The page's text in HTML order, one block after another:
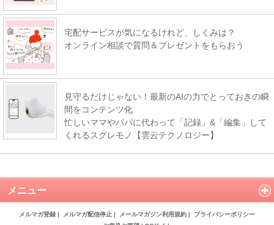
宅配サービスが気になるけれど、しくみは？
オンライン相談で質問＆プレゼントをもらおう
見守るだけじゃない！最新のAIの力でとっておきの瞬
間をコンテンツ化
忙しいママやパパに代わって「記録」&「編集」して
くれるスグレモノ【雲云テクノロジー】
メニュー
メルマガ登録 | メルマガ配信停止 | メールマガジン利用規約 | プライバシーポリシー